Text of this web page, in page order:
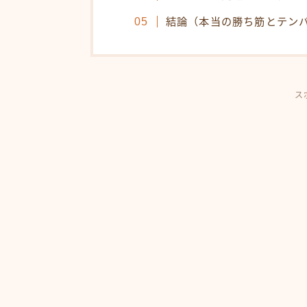
結論（本当の勝ち筋とテン
ス